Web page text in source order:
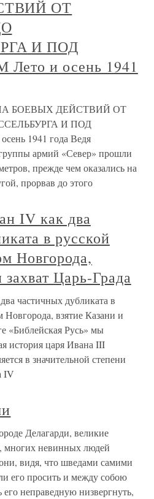
ОТ
И ПОД
и осень 1941
БОЕВЫХ ДЕЙСТВИЙ ОТ
И ПОД
1941 года Ведя
армий «Север» прошли
прежде чем оказались на
прорвав до этого
IV как два
в русской
Новгорода,
Царь-Града
частичных дубликата в
Новгорода, взятие Казани и
«Библейская Русь» мы
история царя Ивана III
в значительной степени
IV
Делагарди, великие
многих невинных людей
видя, что шведами самими
его просить и между собою
его неправедную низвергнуть,